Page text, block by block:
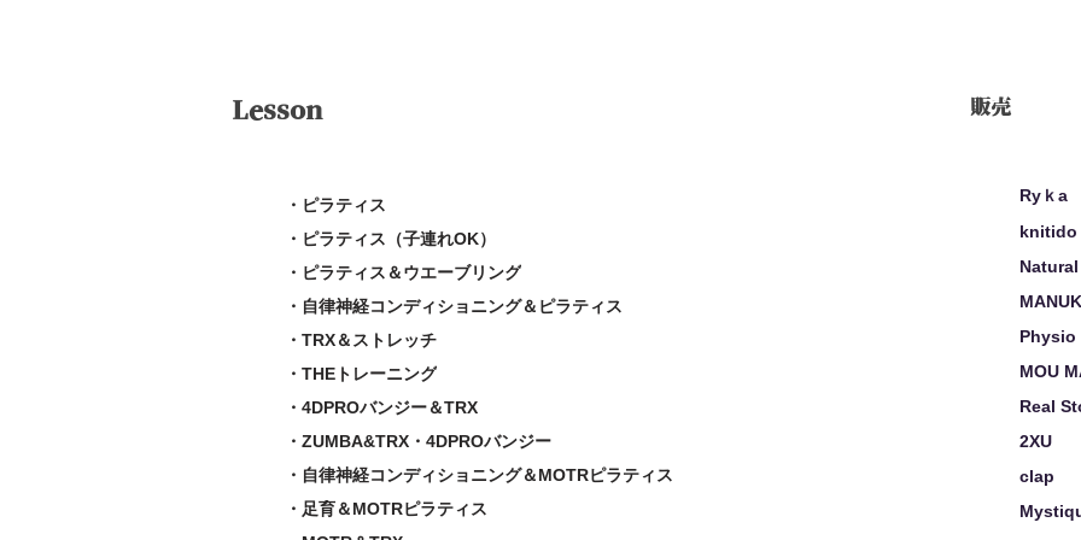
Lesson
・ピラティス
・ピラティス（子連れOK）
・ピラティス＆ウエーブリング
・自律神経コンディショニング＆ピラティス
・TRX＆ストレッチ
・THEトレーニング
・4DPROバンジー＆TRX
・ZUMBA&TRX・4DPROバンジー
・自律神経コンディショニング＆MOTRピラティス
​・足育＆MOTRピラティス
販売
Ryｋa
knitido
Physio
MOU
Real
2XU
clap